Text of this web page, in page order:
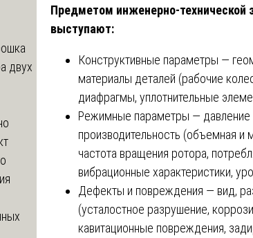
Предметом инженерно-технической
выступают:
Конструктивные параметры —
материалы деталей (рабочие
диафрагмы, уплотнительные
Режимные параметры — давление
производительность (объемная и
частота вращения ротора,
вибрационные характеристики,
Дефекты и повреждения — вид,
(усталостное разрушение,
кавитационные повреждения,
двух